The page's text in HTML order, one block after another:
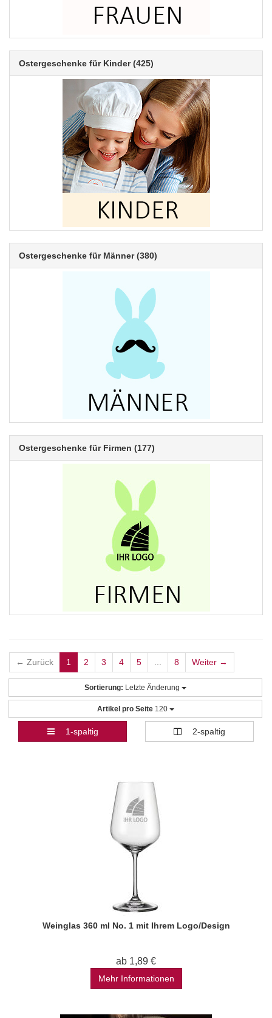
Ostergeschenke für Kinder(425)
Ostergeschenke für Männer(380)
Ostergeschenke für Firmen (177)
← Zurück 1 2 3 4 5 8 Weiter →
Sortierung: Letzte Änderung
Artikel pro Seite 120
1-spaltig 2-spaltig
Weinglas 360 ml No. 1 mit Ihrem Logo/Design
ab 1,89 €
Mehr Informationen